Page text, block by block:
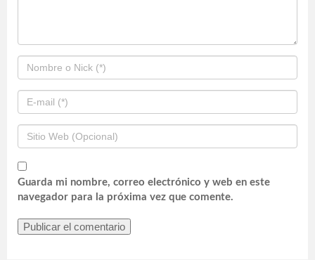
Guarda mi nombre, correo electrónico y web en este
navegador para la próxima vez que comente.